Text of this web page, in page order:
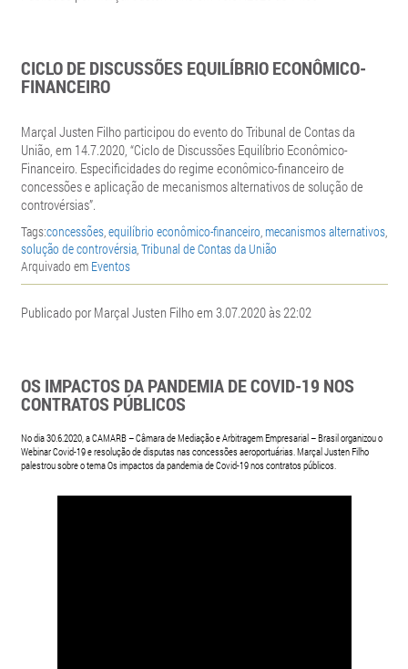
CICLO DE DISCUSSÕES EQUILÍBRIO ECONÔMICO-
FINANCEIRO
Marçal Justen Filho participou do evento doTribunal de Contas da
União, em 14.7.2020, “Ciclo de Discussões Equilíbrio Econômico-
Financeiro. Especificidades do regime econômico-financeiro de
concessões e aplicação de mecanismos alternativos de solução de
controvérsias”.
Tags:concessões,equilíbrio econômico-financeiro, mecanismos alternativos,
solução de controvérsia,Tribunal de Contas da União
Arquivado em Eventos
Publicado por Marçal Justen Filho em 3.07.2020 às 22:02
OS IMPACTOS DA PANDEMIA DE COVID-19 NOS
CONTRATOS PÚBLICOS
No dia 30.6.2020, a CAMARB – Câmara de Mediação e Arbitragem Empresarial – Brasil organizou o
Webinar Covid-19 e resolução de disputas nas concessões aeroportuárias. Marçal Justen Filho
palestrou sobre o tema Os impactos da pandemia de Covid-19 nos contratos públicos.